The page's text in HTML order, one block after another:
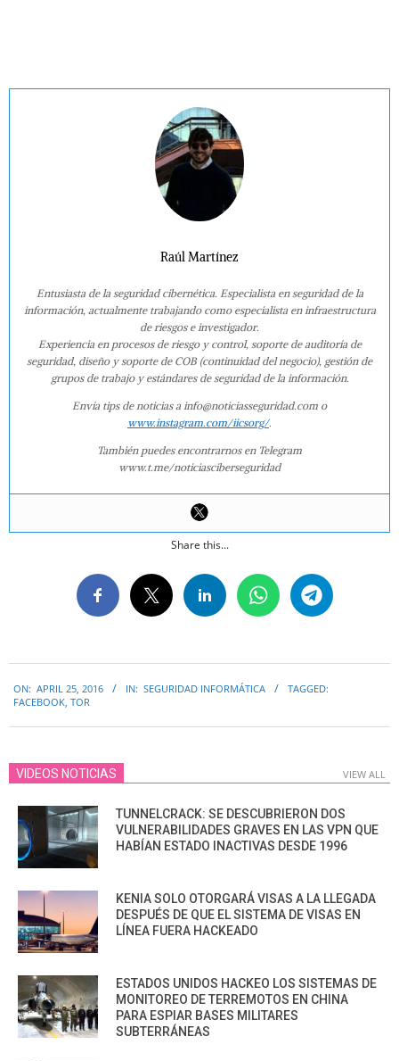
Raúl Martínez
Entusiasta de la seguridad cibernética. Especialista en seguridad de la
información, actualmente trabajando como especialista en infraestructura
de riesgos e investigador.
Experiencia en procesos de riesgo y control, soporte de auditoría de
seguridad, diseño y soporte de COB (continuidad del negocio), gestión de
grupos de trabajo y estándares de seguridad de la información.
Envía tips de noticias a info@noticiasseguridad.com o
www.instagram.com/iicsorg/.
También puedes encontrarnos en Telegram
www.t.me/noticiasciberseguridad
Share this...
04-
ON: APRIL 25, 2016 IN: SEGURIDAD INFORMÁTICA
TAGGED:
FACEBOOK TOR
VIDEOS NOTICIAS VIEW ALL
TUNNELCRACK: SE DESCUBRIERON DOS
VULNERABILIDADES GRAVES EN LAS VPN QUE
HABÍAN ESTADO INACTIVAS DESDE 1996
KENIA SOLO OTORGARÁ VISAS A LA LLEGADA
DESPUÉS DE QUE EL SISTEMA DE VISAS EN
LÍNEA FUERA HACKEADO
ESTADOS UNIDOS HACKEO LOS SISTEMAS DE
MONITOREO DE TERREMOTOS EN CHINA
PARA ESPIAR BASES MILITARES
SUBTERRÁNEAS